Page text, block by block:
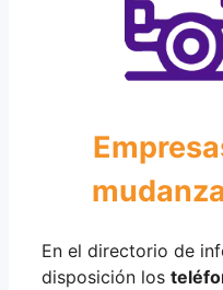
En el directorio de
disposición los